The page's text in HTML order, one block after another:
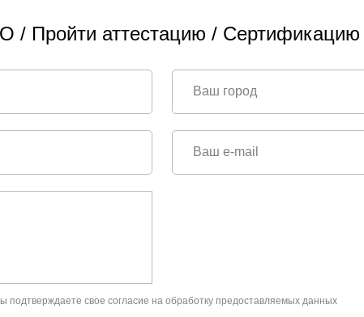
Пройти аттестацию / Сертификацию
подтверждаете свое согласие на обработку предоставляемых данных